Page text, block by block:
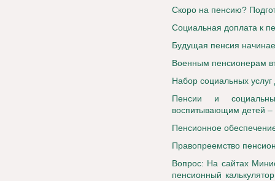
Скоро на пенсию?
Социальная доплата к
Будущая пенсия
Военным пенсионерам
Набор социальных
Пенсии и
воспитывающим детей –
Пенсионное
Правопреемство
Вопрос: На сайтах
пенсионный